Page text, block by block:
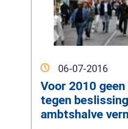
06-07-2016
Voor 2010 geen
tegen beslissing
ambtshalve